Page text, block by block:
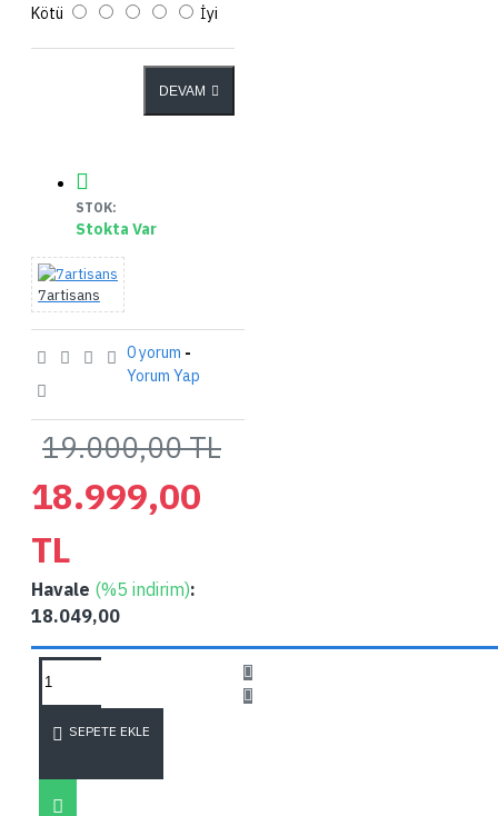
Kötü
İyi
DEVAM
STOK:
Stokta Var
7artisans
0 yorum -
Yorum Yap
19.000,00 TL
18.999,00
TL
Havale (%5 indirim):
18.049,00
SEPETE EKLE
SORU SOR
ETIKETLER: